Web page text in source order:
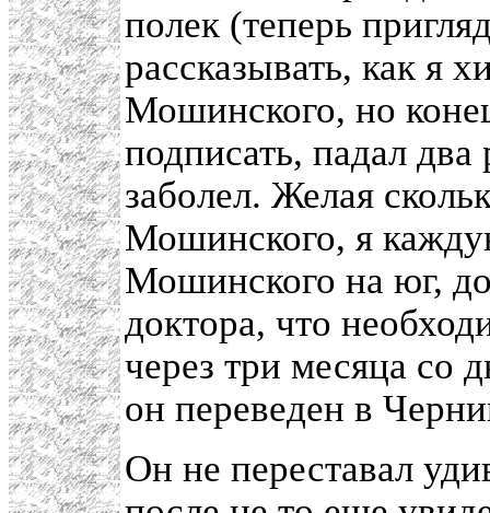
полек (теперь
рассказывать, как я
Мошинского, но
подписать, падал
заболел. Желая
Мошинского, я
Мошинского на юг,
доктора, что
через три месяца со
он переведен в
Он не переставал